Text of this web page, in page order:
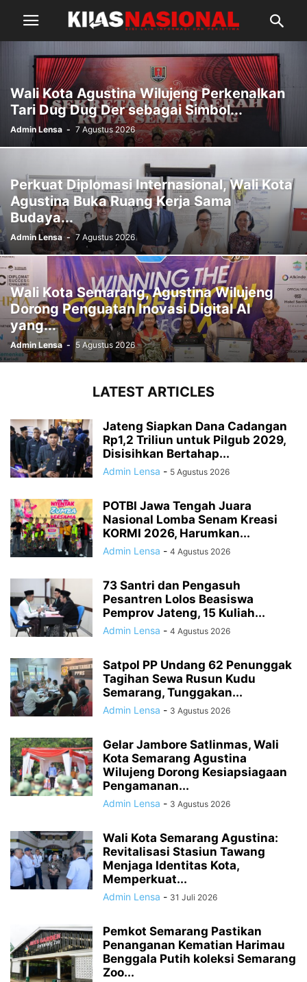
Wali Kota Agustina Wilujeng Perkenalkan
Tari Dug Dug Der sebagai Simbol...
Admin Lensa - 7 Agustus 2026
Perkuat Diplomasi Internasional, Wali Kota
Agustina Buka Ruang Kerja Sama
Budaya...
Admin Lensa - 7 Agustus 2026
Wali Kota Semarang, Agustina Wilujeng
Dorong Penguatan Inovasi Digital AI
yang...
Admin Lensa - 5 Agustus 2026
LATEST ARTICLES
Jateng Siapkan Dana Cadangan
Rp1,2 Triliun untuk Pilgub 2029,
Disisihkan Bertahap...
Admin Lensa - 5 Agustus 2026
POTBI Jawa Tengah Juara
Nasional Lomba Senam Kreasi
KORMI 2026, Harumkan...
Admin Lensa - 4 Agustus 2026
73 Santri dan Pengasuh
Pesantren Lolos Beasiswa
Pemprov Jateng, 15 Kuliah...
Admin Lensa - 4 Agustus 2026
Satpol PP Undang 62 Penunggak
Tagihan Sewa Rusun Kudu
Semarang, Tunggakan...
Admin Lensa - 3 Agustus 2026
Gelar Jambore Satlinmas, Wali
Kota Semarang Agustina
Wilujeng Dorong Kesiapsiagaan
Pengamanan...
Admin Lensa - 3 Agustus 2026
Wali Kota Semarang Agustina:
Revitalisasi Stasiun Tawang
Menjaga Identitas Kota,
Memperkuat...
Admin Lensa - 31 Juli 2026
Pemkot Semarang Pastikan
Penanganan Kematian Harimau
Benggala Putih koleksi Semarang
Zoo...